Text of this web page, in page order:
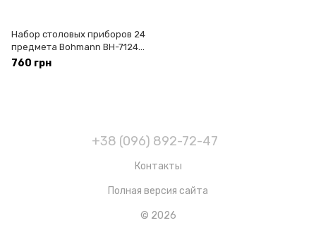
Набор столовых приборов 24
предмета Bohmann BH-7124-
MR
760 грн
+38 (096) 892-72-47
Контакты
Полная версия сайта
© 2026